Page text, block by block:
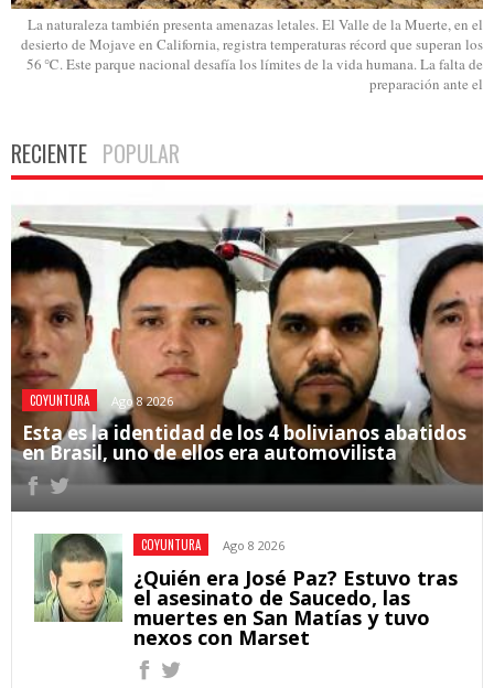
La naturaleza también presenta amenazas letales. El Valle de la Muerte, en el
desierto de Mojave en California, registra temperaturas récord que superan los
56 ℃. Este parque nacional desafía los límites de la vida humana. La falta de
preparación ante el
RECIENTE POPULAR
COYUNTURA Ago 8 2026
Esta es la identidad de los 4 bolivianos abatidos
en Brasil, uno de ellos era automovilista
COYUNTURA Ago 8 2026
¿Quién era José Paz? Estuvo tras
el asesinato de Saucedo, las
muertes en San Matías y tuvo
nexos con Marset